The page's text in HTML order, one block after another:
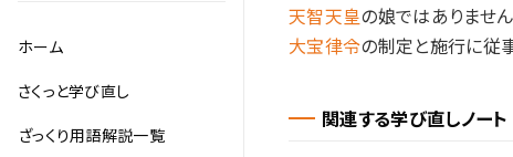
ホーム
さくっと学び直し
ざっくり用語解説一覧
天智天皇の娘ではありません
大宝律令の制定と施行に従
関連する学び直しノート